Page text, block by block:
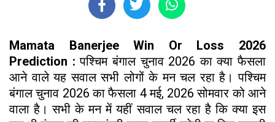
Mamata Banerjee Win Or Loss 2026
Prediction : पश्चिम बंगाल चुनाव 2026 का क्या फैसला
आने वाले यह सवाल सभी लोगों के मन चल रहा है। पश्चिम
बंगाल चुनाव 2026 का फैसला 4 मई, 2026 सोमवार को आने
वाला है। सभी के मन में यहीं सवाल चल रहा है कि क्या इस